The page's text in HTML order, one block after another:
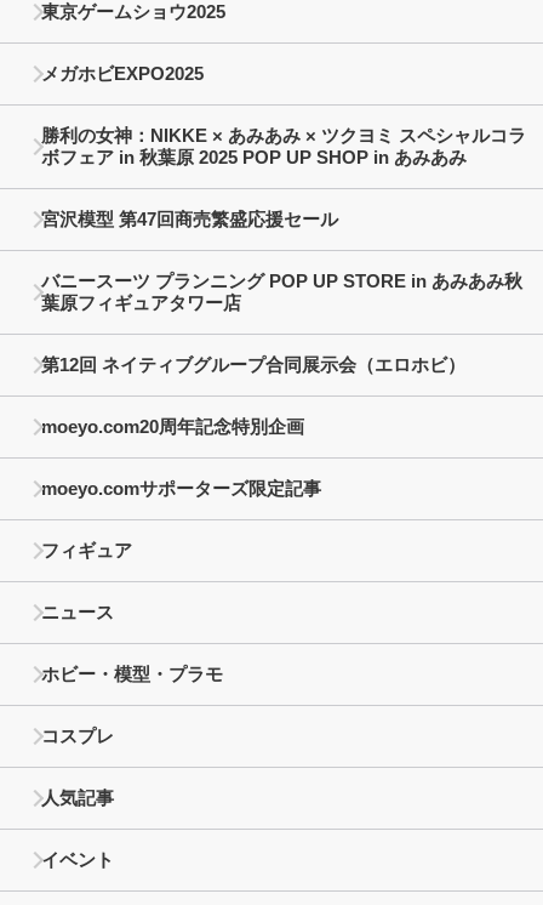
東京ゲームショウ2025
メガホビEXPO2025
勝利の女神：NIKKE × あみあみ × ツクヨミ スペシャルコラ
ボフェア in 秋葉原 2025 POP UP SHOP in あみあみ
宮沢模型 第47回商売繁盛応援セール
バニースーツ プランニング POP UP STORE in あみあみ秋
葉原フィギュアタワー店
第12回 ネイティブグループ合同展示会（エロホビ）
moeyo.com20周年記念特別企画
moeyo.comサポーターズ限定記事
フィギュア
ニュース
ホビー・模型・プラモ
コスプレ
人気記事
イベント